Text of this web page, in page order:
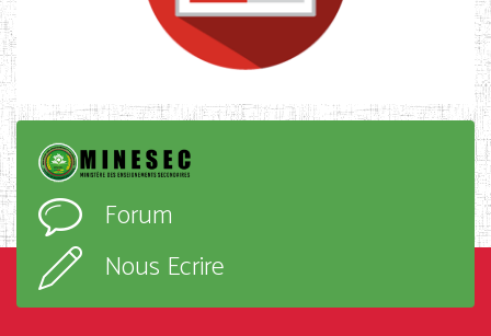
Forum
Nous Ecrire